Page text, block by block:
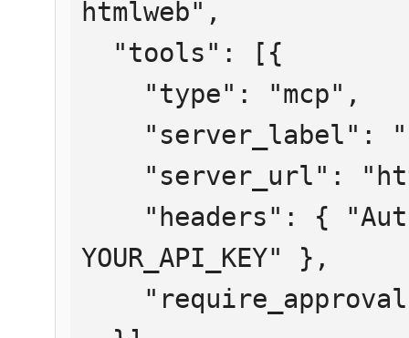
htmlweb",
YOUR_API_KEY" },